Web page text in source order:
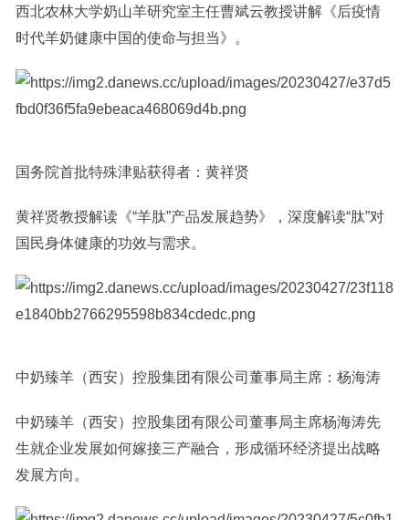
西北农林大学奶山羊研究室主任曹斌云教授讲解《后疫情
时代羊奶健康中国的使命与担当》。
国务院首批特殊津贴获得者：黄祥贤
黄祥贤教授解读《“羊肽”产品发展趋势》，深度解读“肽”对
国民身体健康的功效与需求。
中奶臻羊（西安）控股集团有限公司董事局主席：杨海涛
中奶臻羊（西安）控股集团有限公司董事局主席杨海涛先
生就企业发展如何嫁接三产融合，形成循环经济提出战略
发展方向。